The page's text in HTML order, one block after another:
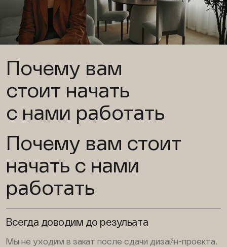
Почему вам
стоит начать
с нами работать
Почему вам стоит
начать с нами
работать
Всегда доводим до резульата
Мы не уходим в закат после сдачи дизайн-проекта.